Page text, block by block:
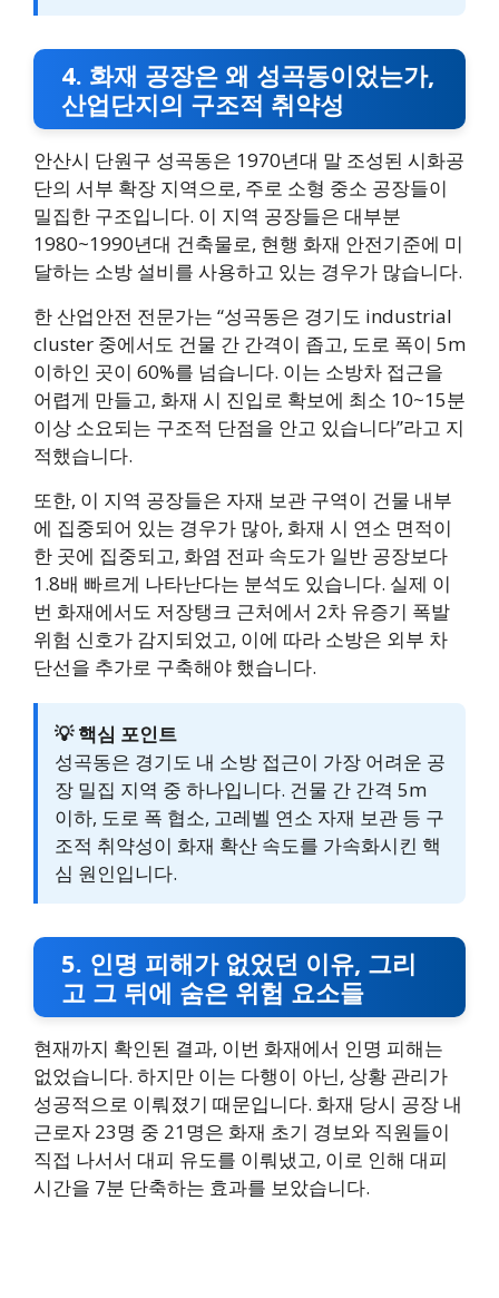
4. 화재 공장은 왜 성곡동이었는가,
산업단지의 구조적 취약성
안산시 단원구 성곡동은 1970년대 말 조성된 시화공
단의 서부 확장 지역으로, 주로 소형 중소 공장들이
밀집한 구조입니다. 이 지역 공장들은 대부분
1980~1990년대 건축물로, 현행 화재 안전기준에 미
달하는 소방 설비를 사용하고 있는 경우가 많습니다.
한 산업안전 전문가는 “성곡동은 경기도 industrial
cluster 중에서도 건물 간 간격이 좁고, 도로 폭이 5m
이하인 곳이 60%를 넘습니다. 이는 소방차 접근을
어렵게 만들고, 화재 시 진입로 확보에 최소 10~15분
이상 소요되는 구조적 단점을 안고 있습니다”라고 지
적했습니다.
또한, 이 지역 공장들은 자재 보관 구역이 건물 내부
에 집중되어 있는 경우가 많아, 화재 시 연소 면적이
한 곳에 집중되고, 화염 전파 속도가 일반 공장보다
1.8배 빠르게 나타난다는 분석도 있습니다. 실제 이
번 화재에서도 저장탱크 근처에서 2차 유증기 폭발
위험 신호가 감지되었고, 이에 따라 소방은 외부 차
단선을 추가로 구축해야 했습니다.
💡 핵심 포인트
성곡동은 경기도 내 소방 접근이 가장 어려운 공
장 밀집 지역 중 하나입니다. 건물 간 간격 5m
이하, 도로 폭 협소, 고레벨 연소 자재 보관 등 구
조적 취약성이 화재 확산 속도를 가속화시킨 핵
심 원인입니다.
5. 인명 피해가 없었던 이유, 그리
고 그 뒤에 숨은 위험 요소들
현재까지 확인된 결과, 이번 화재에서 인명 피해는
없었습니다. 하지만 이는 다행이 아닌, 상황 관리가
성공적으로 이뤄졌기 때문입니다. 화재 당시 공장 내
근로자 23명 중 21명은 화재 초기 경보와 직원들이
직접 나서서 대피 유도를 이뤄냈고, 이로 인해 대피
시간을 7분 단축하는 효과를 보았습니다.